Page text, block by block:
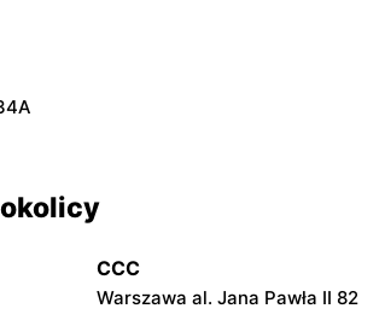
CCC
Warszawa al. Jana Pawła II 82